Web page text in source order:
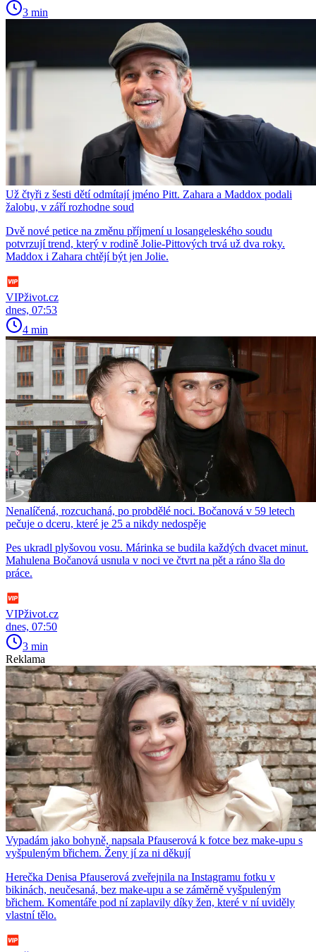
3 min
Už čtyři z šesti dětí odmítají jméno Pitt. Zahara a Maddox podali
žalobu, v září rozhodne soud
Dvě nové petice na změnu příjmení u losangeleského soudu
potvrzují trend, který v rodině Jolie-Pittových trvá už dva roky.
Maddox i Zahara chtějí být jen Jolie.
VIPživot.cz
dnes, 07:53
4 min
Nenalíčená, rozcuchaná, po probdělé noci. Bočanová v 59 letech
pečuje o dceru, které je 25 a nikdy nedospěje
Pes ukradl plyšovou vosu. Márinka se budila každých dvacet minut.
Mahulena Bočanová usnula v noci ve čtvrt na pět a ráno šla do
práce.
VIPživot.cz
dnes, 07:50
3 min
Reklama
Vypadám jako bohyně, napsala Pfauserová k fotce bez make-upu s
vyšpuleným břichem. Ženy jí za ni děkují
Herečka Denisa Pfauserová zveřejnila na Instagramu fotku v
bikinách, neučesaná, bez make-upu a se záměrně vyšpuleným
břichem. Komentáře pod ní zaplavily díky žen, které v ní uviděly
vlastní tělo.